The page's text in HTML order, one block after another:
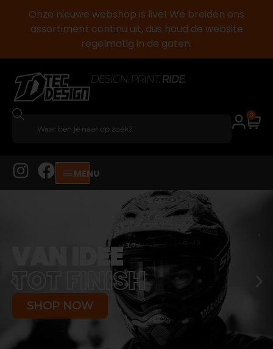
Onze nieuwe webshop is live! We breiden ons
assortiment continu uit, dus houd de website
regelmatig in de gaten.
0
MENU
VAN IDEE
TOT FINISH
SHOP NOW